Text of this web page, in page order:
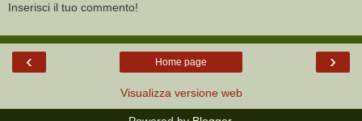
Inserisci il tuo commento!
‹ ›
Home page
Visualizza versione web